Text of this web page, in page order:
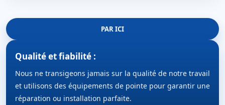
PAR ICI
Qualité et fiabilité :
Nous ne transigeons jamais sur la qualité de notre travail
et utilisons des équipements de pointe pour garantir une
réparation ou installation parfaite.